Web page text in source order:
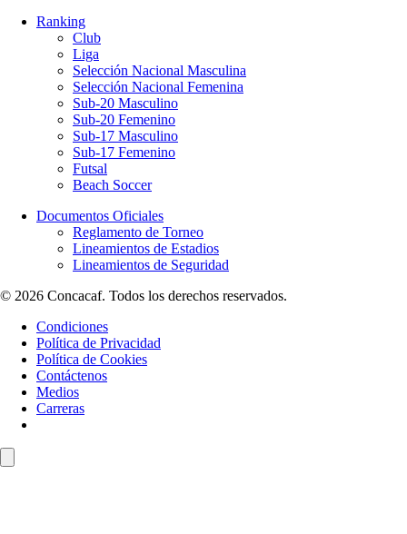
Ranking
Club
Liga
Selección Nacional Masculina
Selección Nacional Femenina
Sub-20 Masculino
Sub-20 Femenino
Sub-17 Masculino
Sub-17 Femenino
Futsal
Beach Soccer
Documentos Oficiales
Reglamento de Torneo
Lineamientos de Estadios
Lineamientos de Seguridad
© 2026 Concacaf. Todos los derechos reservados.
Condiciones
Política de Privacidad
Política de Cookies
Contáctenos
Medios
Carreras